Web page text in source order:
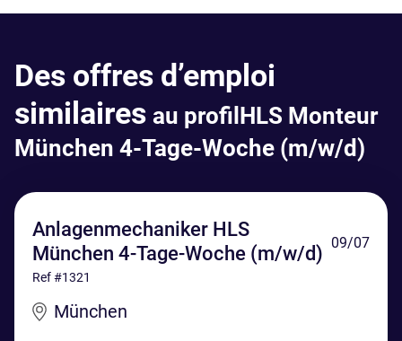
Des offres d’emploi
similaires au profilHLS Monteur
München 4-Tage-Woche (m/w/d)
Anlagenmechaniker HLS
München 4-Tage-Woche (m/w/d) 09/07
Ref #1321
München